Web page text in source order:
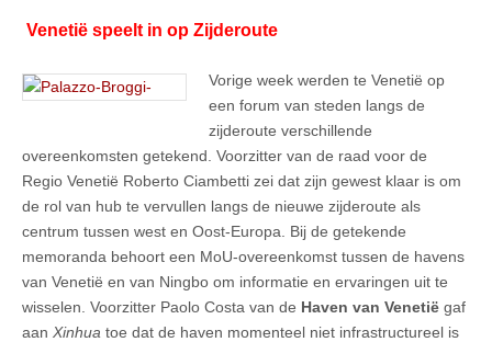
Venetië speelt in op Zijderoute
Vorige week werden te Venetië op
een forum van steden langs de
zijderoute verschillende
overeenkomsten getekend. Voorzitter van de raad voor de
Regio Venetië Roberto Ciambetti zei dat zijn gewest klaar is om
de rol van hub te vervullen langs de nieuwe zijderoute als
centrum tussen west en Oost-Europa. Bij de getekende
memoranda behoort een MoU-overeenkomst tussen de havens
van Venetië en van Ningbo om informatie en ervaringen uit te
wisselen. Voorzitter Paolo Costa van de Haven van Venetië gaf
aan Xinhua toe dat de haven momenteel niet infrastructureel is